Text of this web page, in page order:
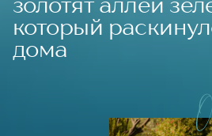
который
дома